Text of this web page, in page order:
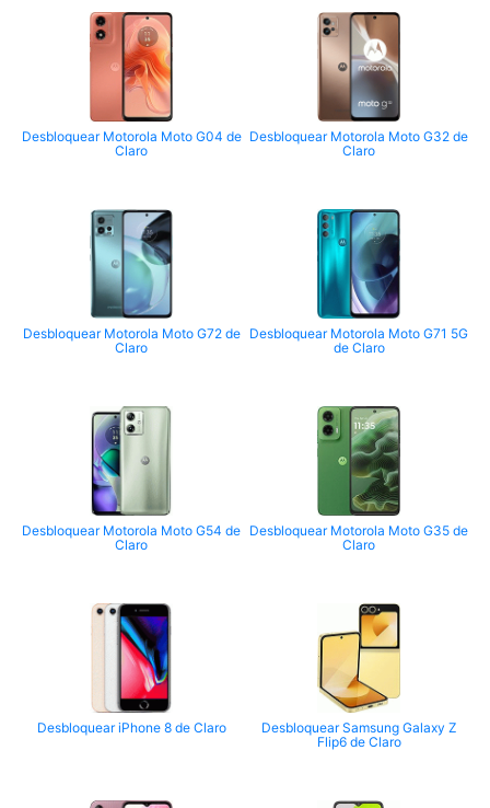
Desbloquear Motorola Moto G04 de
Claro
Desbloquear Motorola Moto G32 de
Claro
Desbloquear Motorola Moto G72 de
Claro
Desbloquear Motorola Moto G71 5G
de Claro
Desbloquear Motorola Moto G54 de
Claro
Desbloquear Motorola Moto G35 de
Claro
Desbloquear iPhone 8 de Claro
Desbloquear Samsung Galaxy Z
Flip6 de Claro